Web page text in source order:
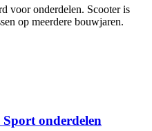
voor onderdelen. Scooter is
op meerdere bouwjaren.
onderdelen